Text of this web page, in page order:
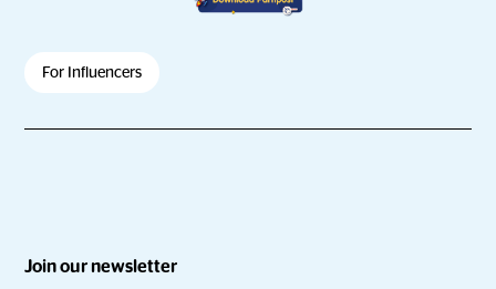
For Influencers
Join our newsletter